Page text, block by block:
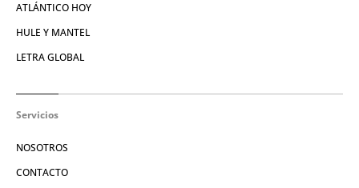
ATLÁNTICO HOY
HULE Y MANTEL
LETRA GLOBAL
Servicios
NOSOTROS
CONTACTO